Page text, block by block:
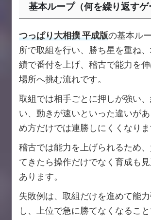
基本ループ（何を繰り返すゲ
つっぱり大相撲 平成版の基本ル
所で取組を行い、勝ち星を重ね
績で番付を上げ、稽古で能力を
場所へ挑む流れです。
取組では相手ごとに押しが強い
い、動きが速いといった違いが
め方だけでは連勝しにくくなりま
稽古では能力を上げられるため、
てきたら操作だけでなく育成も
あります。
失敗例は、取組だけを進めて能
し、上位で急に勝てなくなること